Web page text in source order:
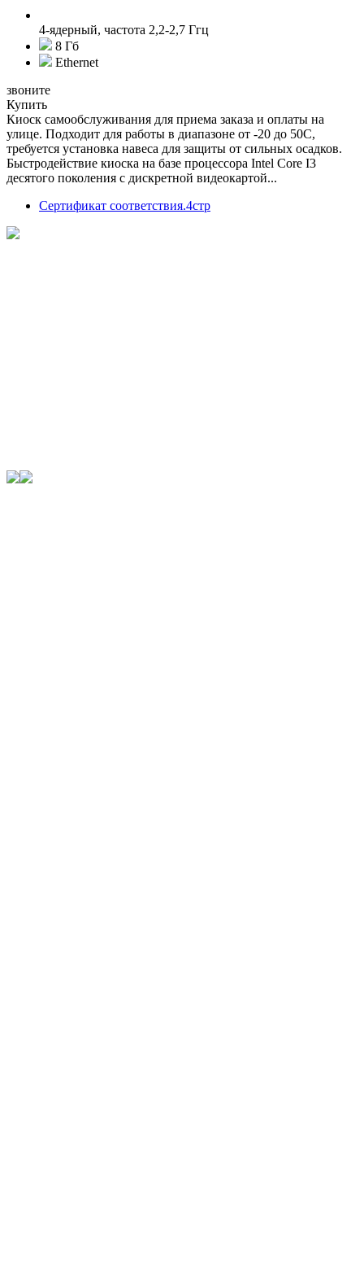
4-ядерный, частота 2,2-2,7 Ггц
8 Гб
Ethernet
звоните
Купить
Киоск самообслуживания для приема заказа и оплаты на
улице. Подходит для работы в диапазоне от -20 до 50С,
требуется установка навеса для защиты от сильных осадков.
Быстродействие киоска на базе процессора Intel Core I3
десятого поколения с дискретной видеокартой...
Сертификат соответствия.4стр